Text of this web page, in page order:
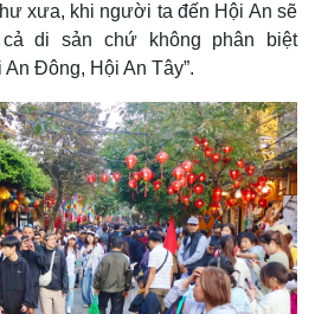
xưa, khi người ta đến Hội An sẽ
di sản chứ không phân biệt
Đông, Hội An Tây”.